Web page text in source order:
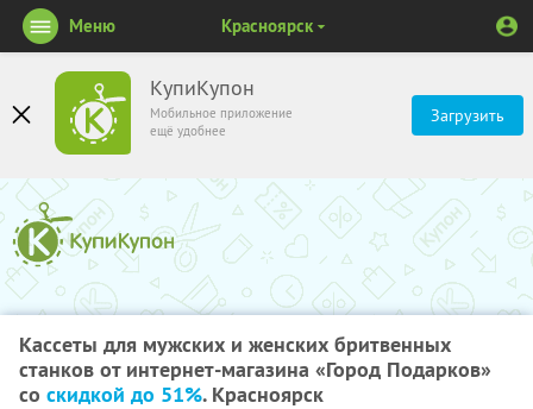
КупиКупон
Мобильное приложение
ещё удобнее
Загрузить
Меню Красноярск
Кассеты для мужских и женских бритвенных
станков от интернет-магазина «Город Подарков»
со скидкой до 51%. Красноярск